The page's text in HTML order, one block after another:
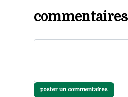
commentaires
poster un commentaires